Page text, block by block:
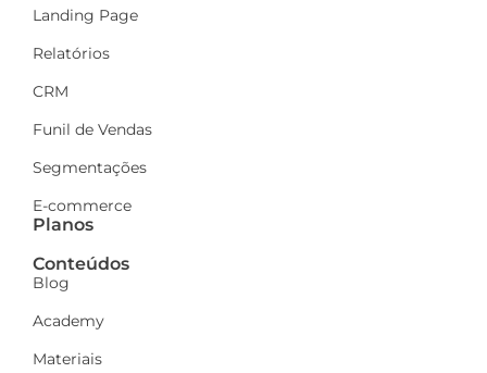
Landing Page
Relatórios
CRM
Funil de Vendas
Segmentações
E-commerce
Planos
Conteúdos
Blog
Academy
Materiais